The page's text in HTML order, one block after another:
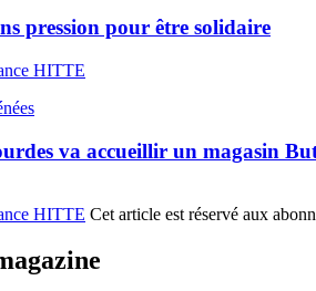
pression pour être solidaire
HITTE
va accueillir un magasin
HITTE Cet article est réservé aux